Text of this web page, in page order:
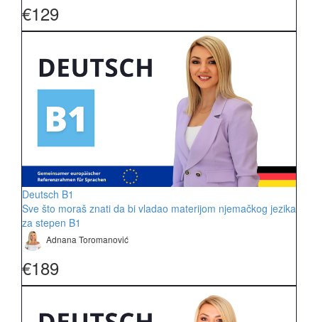
€129
Deutsch B1
Sve što moraš znati da bi vladao materijom njemačkog jezika
za stepen B1
Adnana Toromanović
€189